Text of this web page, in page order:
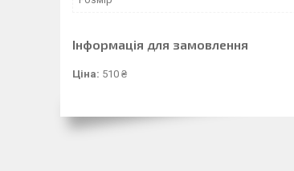
Інформація для замовлення
Ціна: 510 ₴